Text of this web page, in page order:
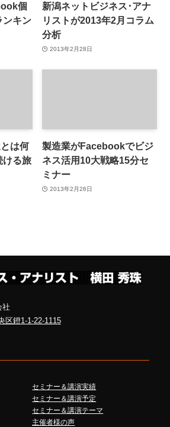
個
ンキン
新潟ネットビジネス･アナ
リストが2013年2月コラム
分析
2013年2月28日
は何
ける旅
製造業がFacebookでビジ
ネス活用10大戦略15分セ
ミナー
2013年2月26日
社
区鐙1-1-22-1115
セミナー＆講演実績
セミナー＆講演予定
セミナー＆講演テーマ
主催者様の声